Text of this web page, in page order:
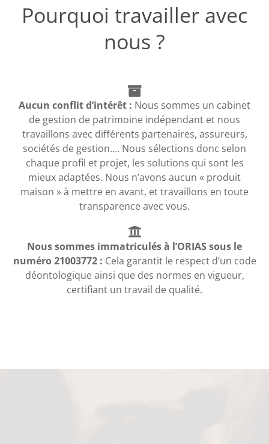
Pourquoi travailler avec
nous ?
Aucun conflit d’intérêt : Nous sommes un cabinet
de gestion de patrimoine indépendant et nous
travaillons avec différents partenaires, assureurs,
sociétés de gestion…. Nous sélections donc selon
chaque profil et projet, les solutions qui sont les
mieux adaptées. Nous n’avons aucun « produit
maison » à mettre en avant, et travaillons en toute
transparence avec vous.
Nous sommes immatriculés à l’ORIAS sous le
numéro 21003772 : Cela garantit le respect d’un code
déontologique ainsi que des normes en vigueur,
certifiant un travail de qualité.